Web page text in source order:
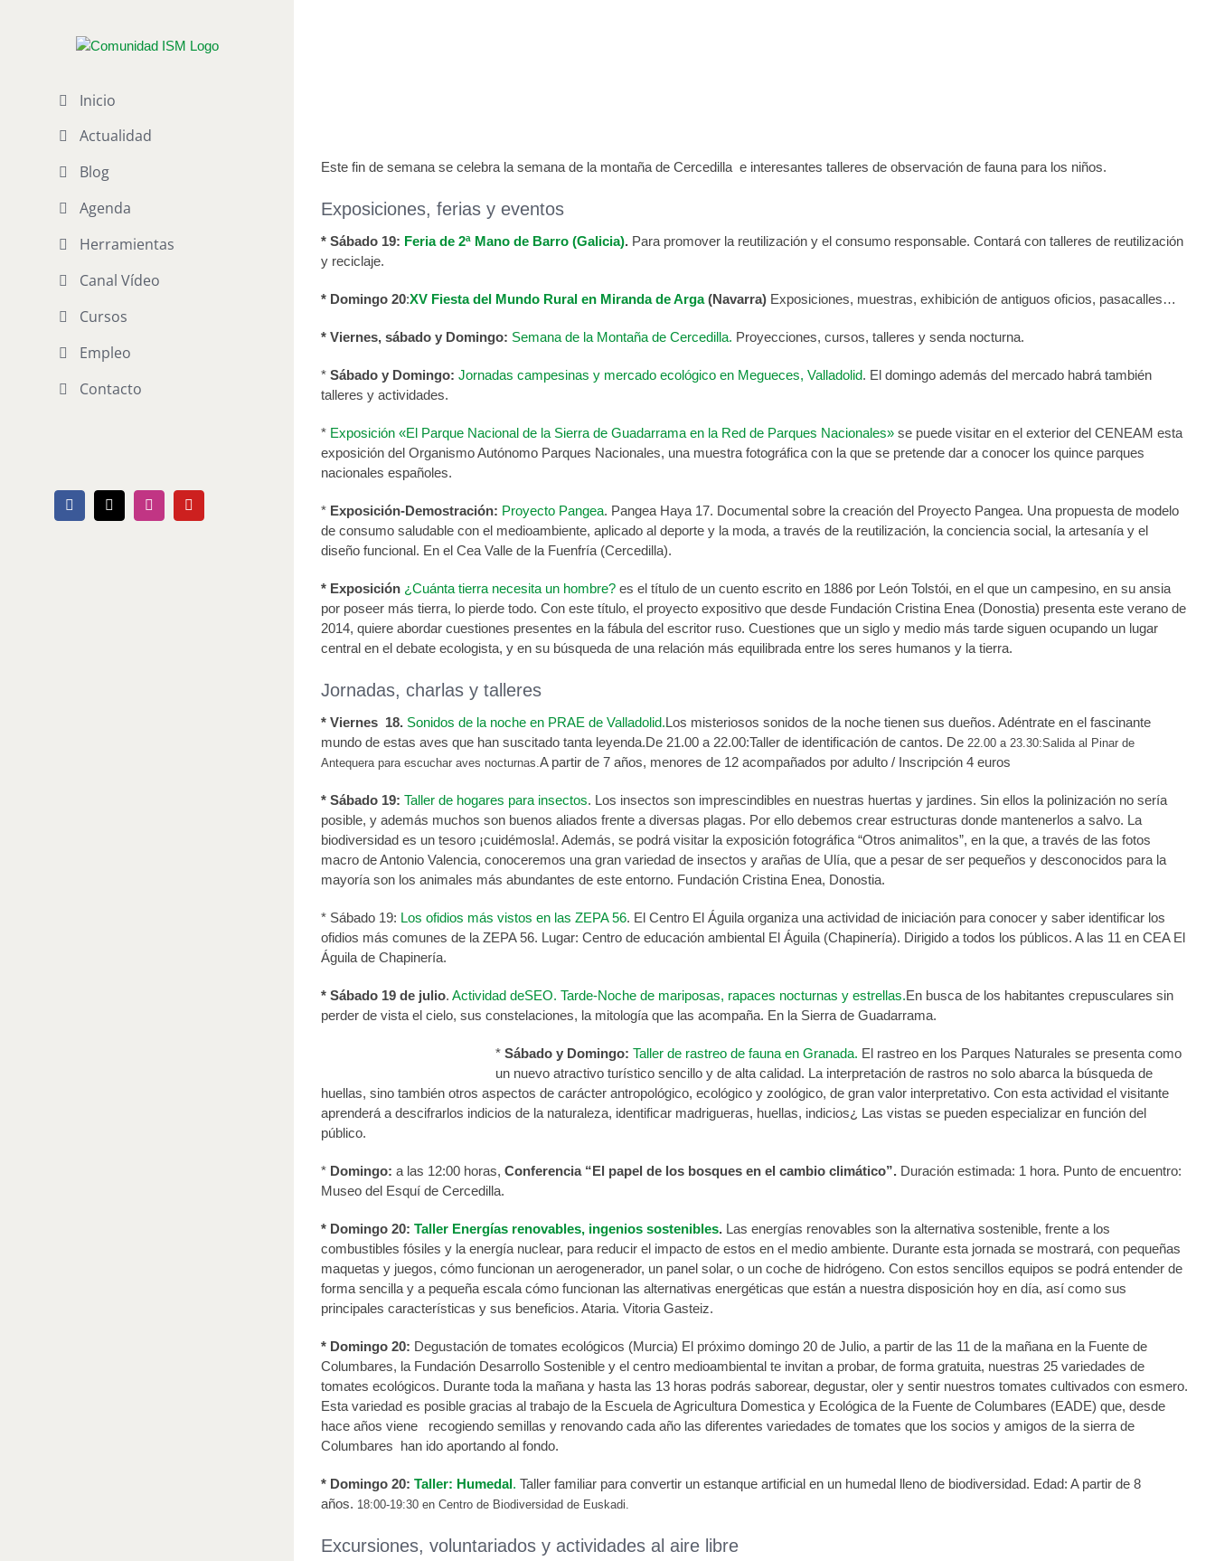
Inicio
Actualidad
Blog
Agenda
Herramientas
Canal Vídeo
Cursos
Empleo
Contacto
Facebook
X InstagramYouTube
Este fin de semana se celebra la semana de la montaña de Cercedilla e interesantes talleres de observación de fauna para los niños.
Exposiciones, ferias y eventos
* Sábado 19: Feria de 2ª Mano de Barro (Galicia). Para promover la reutilización y el consumo responsable. Contará con talleres de reutilización
y reciclaje.
* Domingo 20:XV Fiesta del Mundo Rural en Miranda de Arga(Navarra) Exposiciones, muestras, exhibición de antiguos oficios, pasacalles…
* Viernes, sábado y Domingo: Semana de la Montaña de Cercedilla. Proyecciones, cursos, talleres y senda nocturna.
* Sábado y Domingo: Jornadas campesinas y mercado ecológico en Megueces, Valladolid. El domingo además del mercado habrá también
talleres y actividades.
* Exposición «El Parque Nacional de la Sierra de Guadarrama en la Red de Parques Nacionales» se puede visitar en el exterior del CENEAM esta
exposición del Organismo Autónomo Parques Nacionales, una muestra fotográfica con la que se pretende dar a conocer los quince parques
nacionales españoles.
* Exposición-Demostración: Proyecto Pangea. Pangea Haya 17. Documental sobre la creación del Proyecto Pangea. Una propuesta de modelo
de consumo saludable con el medioambiente, aplicado al deporte y la moda, a través de la reutilización, la conciencia social, la artesanía y el
diseño funcional. En el Cea Valle de la Fuenfría (Cercedilla).
* Exposición ¿Cuánta tierra necesita un hombre? es el título de un cuento escrito en 1886 por León Tolstói, en el que un campesino, en su ansia
por poseer más tierra, lo pierde todo. Con este título, el proyecto expositivo que desde Fundación Cristina Enea (Donostia) presenta este verano de
2014, quiere abordar cuestiones presentes en la fábula del escritor ruso. Cuestiones que un siglo y medio más tarde siguen ocupando un lugar
central en el debate ecologista, y en su búsqueda de una relación más equilibrada entre los seres humanos y la tierra.
Jornadas, charlas y talleres
* Viernes 18. Sonidos de la noche en PRAE de Valladolid.Los misteriosos sonidos de la noche tienen sus dueños. Adéntrate en el fascinante
mundo de estas aves que han suscitado tanta leyenda.De 21.00 a 22.00:Taller de identificación de cantos. De 22.00 a 23.30:Salida al Pinar de
Antequera para escuchar aves nocturnas.A partir de 7 años, menores de 12 acompañados por adulto / Inscripción 4 euros
* Sábado 19: Taller de hogares para insectos. Los insectos son imprescindibles en nuestras huertas y jardines. Sin ellos la polinización no sería
posible, y además muchos son buenos aliados frente a diversas plagas. Por ello debemos crear estructuras donde mantenerlos a salvo. La
biodiversidad es un tesoro ¡cuidémosla!. Además, se podrá visitar la exposición fotográfica “Otros animalitos”, en la que, a través de las fotos
macro de Antonio Valencia, conoceremos una gran variedad de insectos y arañas de Ulía, que a pesar de ser pequeños y desconocidos para la
mayoría son los animales más abundantes de este entorno. Fundación Cristina Enea, Donostia.
* Sábado 19: Los ofidios más vistos en las ZEPA 56. El Centro El Águila organiza una actividad de iniciación para conocer y saber identificar los
ofidios más comunes de la ZEPA 56. Lugar: Centro de educación ambiental El Águila (Chapinería). Dirigido a todos los públicos. A las 11 en CEA El
Águila de Chapinería.
* Sábado 19 de julio. Actividad deSEO. Tarde-Noche de mariposas, rapaces nocturnas y estrellas.En busca de los habitantes crepusculares sin
perder de vista el cielo, sus constelaciones, la mitología que las acompaña. En la Sierra de Guadarrama.
* Sábado y Domingo: Taller de rastreo de fauna en Granada. El rastreo en los Parques Naturales se presenta como
un nuevo atractivo turístico sencillo y de alta calidad. La interpretación de rastros no solo abarca la búsqueda de
huellas, sino también otros aspectos de carácter antropológico, ecológico y zoológico, de gran valor interpretativo. Con esta actividad el visitante
aprenderá a descifrarlos indicios de la naturaleza, identificar madrigueras, huellas, indicios¿ Las vistas se pueden especializar en función del
público.
* Domingo: a las 12:00 horas, Conferencia “El papel de los bosques en el cambio climático”. Duración estimada: 1 hora. Punto de encuentro:
Museo del Esquí de Cercedilla.
* Domingo 20: Taller Energías renovables, ingenios sostenibles. Las energías renovables son la alternativa sostenible, frente a los
combustibles fósiles y la energía nuclear, para reducir el impacto de estos en el medio ambiente. Durante esta jornada se mostrará, con pequeñas
maquetas y juegos, cómo funcionan un aerogenerador, un panel solar, o un coche de hidrógeno. Con estos sencillos equipos se podrá entender de
forma sencilla y a pequeña escala cómo funcionan las alternativas energéticas que están a nuestra disposición hoy en día, así como sus
principales características y sus beneficios. Ataria. Vitoria Gasteiz.
* Domingo 20: Degustación de tomates ecológicos (Murcia) El próximo domingo 20 de Julio, a partir de las 11 de la mañana en la Fuente de
Columbares, la Fundación Desarrollo Sostenible y el centro medioambiental te invitan a probar, de forma gratuita, nuestras 25 variedades de
tomates ecológicos. Durante toda la mañana y hasta las 13 horas podrás saborear, degustar, oler y sentir nuestros tomates cultivados con esmero.
Esta variedad es posible gracias al trabajo de la Escuela de Agricultura Domestica y Ecológica de la Fuente de Columbares (EADE) que, desde
hace años viene recogiendo semillas y renovando cada año las diferentes variedades de tomates que los socios y amigos de la sierra de
Columbares han ido aportando al fondo.
* Domingo 20: Taller: Humedal. Taller familiar para convertir un estanque artificial en un humedal lleno de biodiversidad. Edad: A partir de 8
años. 18:00-19:30 en Centro de Biodiversidad de Euskadi.
Excursiones, voluntariados y actividades al aire libre